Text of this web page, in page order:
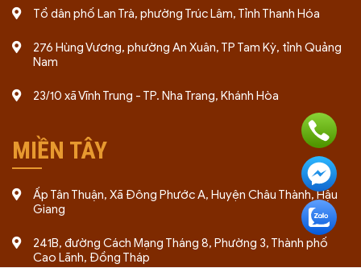
Tổ dân phố Lan Trà, phường Trúc Lâm, Tỉnh Thanh Hóa
276 Hùng Vương, phường An Xuân, TP Tam Kỳ, tỉnh Quảng
Nam
23/10 xã Vĩnh Trung - TP. Nha Trang, Khánh Hòa
MIỀN TÂY
Ấp Tân Thuận, Xã Đông Phước A, Huyện Châu Thành, Hậu
Giang
241B, đường Cách Mạng Tháng 8, Phường 3, Thành phố
Cao Lãnh, Đồng Tháp